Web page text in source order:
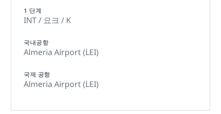
1 단계
INT / 요크 / K
국내공항
Almeria Airport (LEI)
국제 공항
Almeria Airport (LEI)